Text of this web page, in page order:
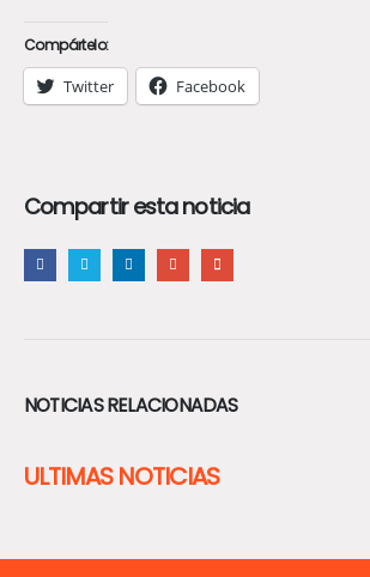
Compártelo:
Twitter Facebook
Compartir esta noticia
NOTICIAS RELACIONADAS
ULTIMAS NOTICIAS